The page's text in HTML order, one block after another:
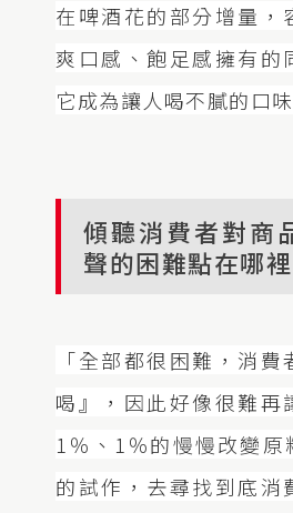
在啤酒花的部分增量，
爽口感、飽足感擁有的
它成為讓人喝不膩的口味
傾聽消費者對商
聲的困難點在哪裡
「全部都很困難，消
喝』，因此好像很難再
1％、1％的慢慢改變原
的試作，去尋找到底消